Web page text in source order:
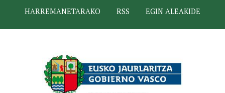
HARREMANETARAKO
RSS EGIN ALEAKIDE